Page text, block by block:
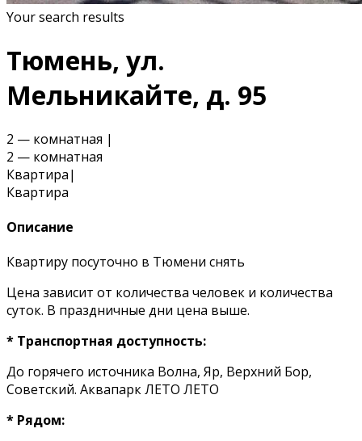
Your search results
Тюмень, ул.
Мельникайте, д. 95
2 — комнатная |
2 — комнатная
Квартира|
Квартира
Описание
Квартиру посуточно в Тюмени снять
Цена зависит от количества человек и количества
суток. В праздничные дни цена выше.
* Транспортная доступность:
До горячего источника Волна, Яр, Верхний Бор,
Советский. Аквапарк ЛЕТО ЛЕТО
* Рядом: